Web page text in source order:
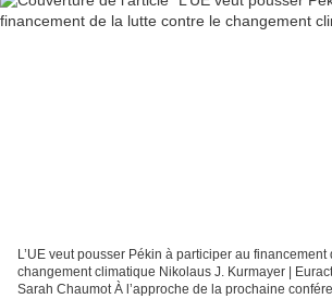
L’UE veut pousser Pékin à participer au
changement climatique Nikolaus J. Kurmayer |
Sarah Chaumot À l’approche de la prochaine